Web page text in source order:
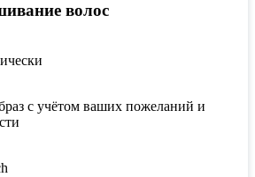
волос
с учётом ваших пожеланий и